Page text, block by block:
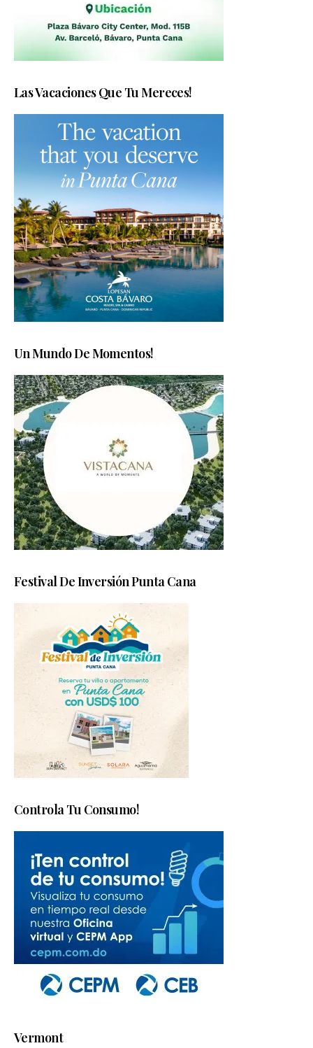
Las Vacaciones Que Tu Mereces!
Un Mundo De Momentos!
Festival De Inversión Punta Cana
Controla Tu Consumo!
Vermont